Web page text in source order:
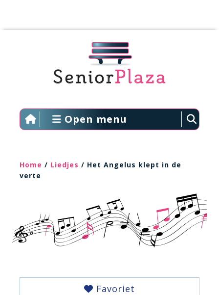
Open menu
Home / Liedjes / Het Angelus klept in de
verte
Favoriet